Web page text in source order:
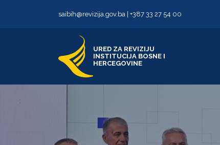
saibih@revizija.gov.ba +387 33 27 54 00
URED ZA REVIZIJU
INSTITUCIJA BOSNE I
HERCEGOVINE